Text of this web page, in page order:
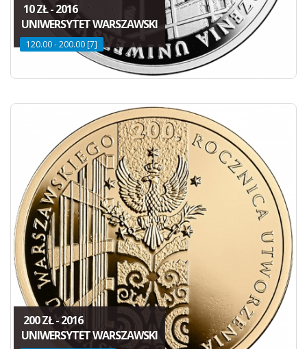
10 ZŁ - 2016
UNIWERSYTET WARSZAWSKI
120.00 - 200.00 [7]
200 ZŁ - 2016
UNIWERSYTET WARSZAWSKI